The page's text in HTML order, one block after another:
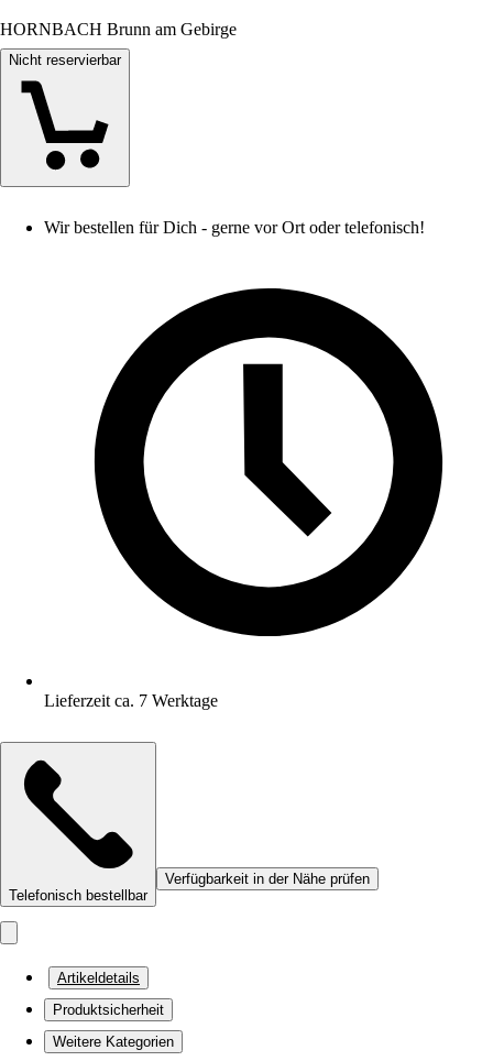
HORNBACH Brunn am Gebirge
Nicht reservierbar
Wir bestellen für Dich - gerne vor Ort oder telefonisch!
Lieferzeit ca. 7 Werktage
Telefonisch bestellbar
Verfügbarkeit in der Nähe prüfen
Artikeldetails
Produktsicherheit
Weitere Kategorien